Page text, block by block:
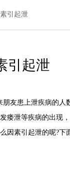
引起泄
引起泄
友患上泄疾病的人
痿泄等疾病的出现
因素引起泄的呢?下